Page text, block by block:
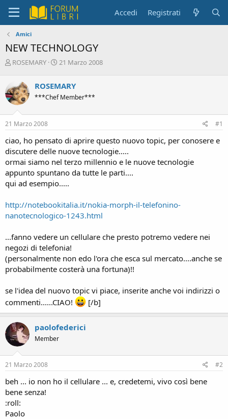
Accedi Registrati
Amici
NEW TECHNOLOGY
C
a
t
o
r
e
i
s
c
u
s
o
n
ROSEMARY
D
a
d
i
z
i
o
21 Marzo 2008
ROSEMARY
***Chef Member***
21 Marzo 2008 #1
ciao, ho pensato di aprire questo nuovo topic, per conosere e
discutere delle nuove tecnologie.....
ormai siamo nel terzo millennio e le nuove tecnologie
appunto spuntano da tutte le parti....
qui ad esempio.....
http://notebookitalia.it/nokia-morph-il-telefonino-
nanotecnologico-1243.html
...fanno vedere un cellulare che presto potremo vedere nei
negozi di telefonia!
(personalmente non edo l'ora che esca sul mercato....anche se
probabilmente costerà una fortuna)!!
se l'idea del nuovo topic vi piace, inserite anche voi indirizzi o
commenti......CIAO!
[/b]
paolofederici
Member
21 Marzo 2008 #2
beh ... io non ho il cellulare ... e, credetemi, vivo così bene
bene senza!
:roll:
Paolo